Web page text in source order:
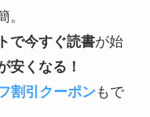
。
で今すぐ読書が始
安くなる！
割引クーポンもで